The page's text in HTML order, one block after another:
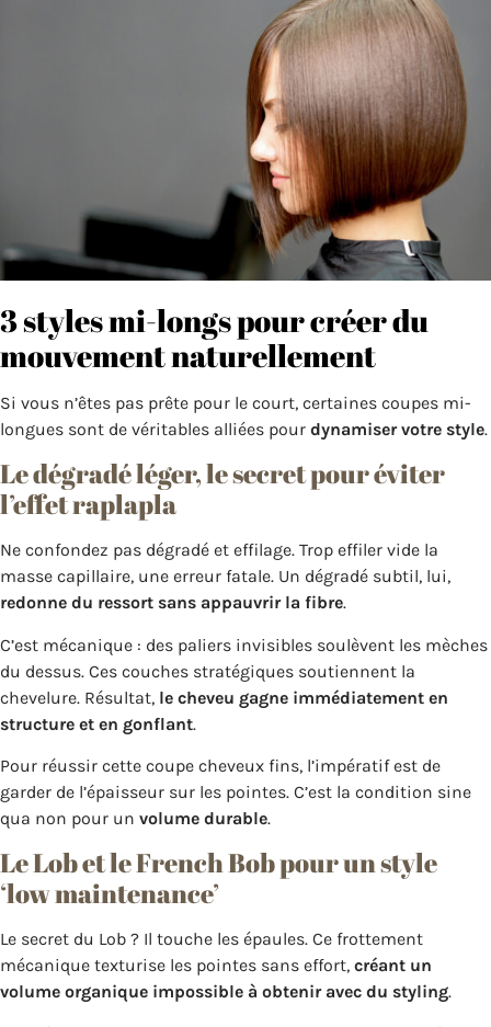
3 styles mi-longs pour créer du
mouvement naturellement
Si vous n’êtes pas prête pour le court, certaines coupes mi-
longues sont de véritables alliées pour dynamiser votre style.
Le dégradé léger, le secret pour éviter
l’effet raplapla
Ne confondez pas dégradé et effilage. Trop effiler vide la
masse capillaire, une erreur fatale. Un dégradé subtil, lui,
redonne du ressort sans appauvrir la fibre.
C’est mécanique : des paliers invisibles soulèvent les mèches
du dessus. Ces couches stratégiques soutiennent la
chevelure. Résultat, le cheveu gagne immédiatement en
structure et en gonflant.
Pour réussir cette coupe cheveux fins, l’impératif est de
garder de l’épaisseur sur les pointes. C’est la condition sine
qua non pour un volume durable.
Le Lob et le French Bob pour un style
‘low maintenance’
Le secret du Lob ? Il touche les épaules. Ce frottement
mécanique texturise les pointes sans effort, créant un
volume organique impossible à obtenir avec du styling.